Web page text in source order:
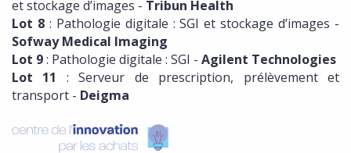
et stockage d’images - Tribun Health
Lot 8: Pathologie digitale : SGI et stockage d’images -
Sofway Medical Imaging
Lot 9: Pathologie digitale : SGI - Agilent Technologies
Lot 11
: Serveur de prescription, prélèvement et
transport - Deigma